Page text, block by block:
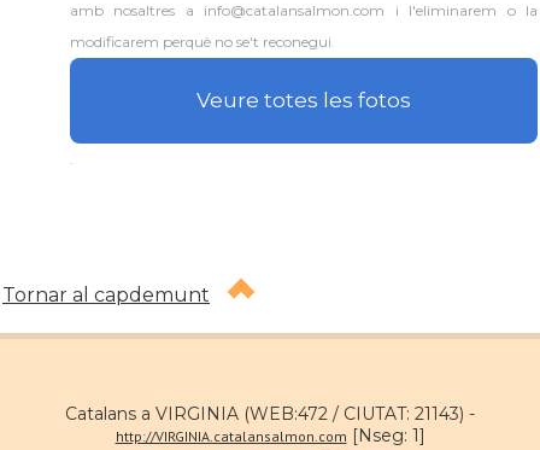
amb nosaltres a info@catalansalmon.com i l'eliminarem o la
modificarem perquè no se't reconegui.
Veure totes les fotos
Tornar al capdemunt
Catalans a VIRGINIA (WEB:472 / CIUTAT: 21143) -
http://VIRGINIA.catalansalmon.com [Nseg: 1]